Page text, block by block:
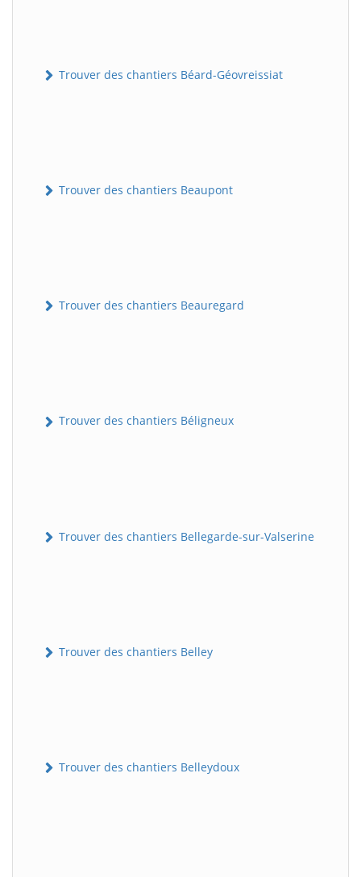
Trouver des chantiers Béard-Géovreissiat
Trouver des chantiers Beaupont
Trouver des chantiers Beauregard
Trouver des chantiers Béligneux
Trouver des chantiers Bellegarde-sur-Valserine
Trouver des chantiers Belley
Trouver des chantiers Belleydoux